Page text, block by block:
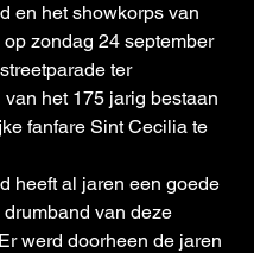
en het showkorps van
zondag 24 september
ter
het 175 jarig bestaan
fanfare Sint Cecilia te
heeft al jaren een goede
drumband van deze
werd doorheen de jaren